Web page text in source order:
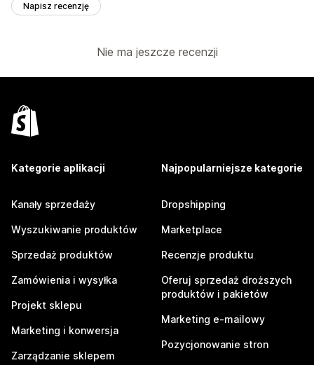
Napisz recenzję
Nie ma jeszcze recenzji
Kategorie aplikacji
Kanały sprzedaży
Wyszukiwanie produktów
Sprzedaż produktów
Zamówienia i wysyłka
Projekt sklepu
Marketing i konwersja
Zarządzanie sklepem
Najpopularniejsze kategorie
Dropshipping
Marketplace
Recenzje produktu
Oferuj sprzedaż droższych
produktów i pakietów
Marketing e-mailowy
Pozycjonowanie stron